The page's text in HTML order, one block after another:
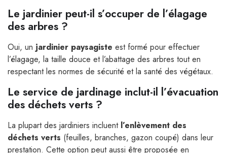
Le jardinier peut-il s’occuper de l’élagage
des arbres ?
Oui, un jardinier paysagiste est formé pour effectuer
l’élagage, la taille douce et l’abattage des arbres tout en
respectant les normes de sécurité et la santé des végétaux.
Le service de jardinage inclut-il l’évacuation
des déchets verts ?
La plupart des jardiniers incluent l’enlèvement des
déchets verts (feuilles, branches, gazon coupé) dans leur
prestation. Cette option peut aussi être proposée en